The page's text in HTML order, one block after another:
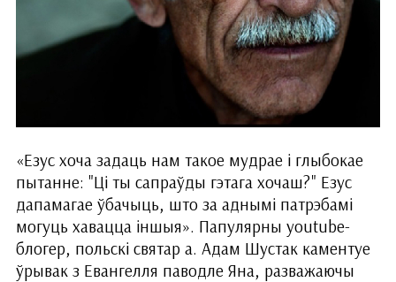
«Езус хоча задаць нам такое мудрае і глыбокае
пытанне: "Ці ты сапраўды гэтага хочаш?" Езус
дапамагае ўбачыць, што за аднымі патрэбамі
могуць хавацца іншыя». Папулярны youtube-
блогер, польскі святар а. Адам Шустак каментуе
ўрывак з Евангелля паводле Яна, разважаючы